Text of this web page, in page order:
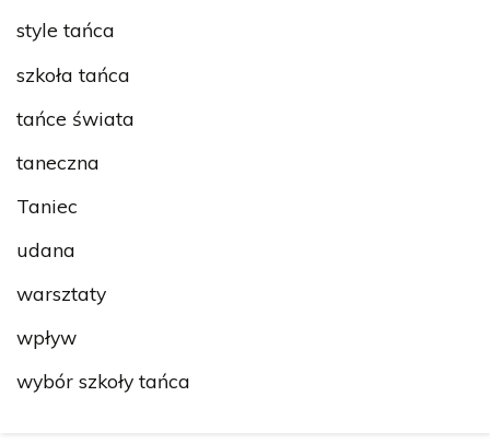
style tańca
szkoła tańca
tańce świata
taneczna
Taniec
udana
warsztaty
wpływ
wybór szkoły tańca